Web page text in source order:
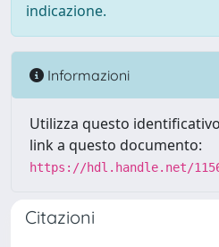
indicazione.
Informazioni
Utilizza questo
link a questo documento:
https://hdl.handle.net/
Citazioni